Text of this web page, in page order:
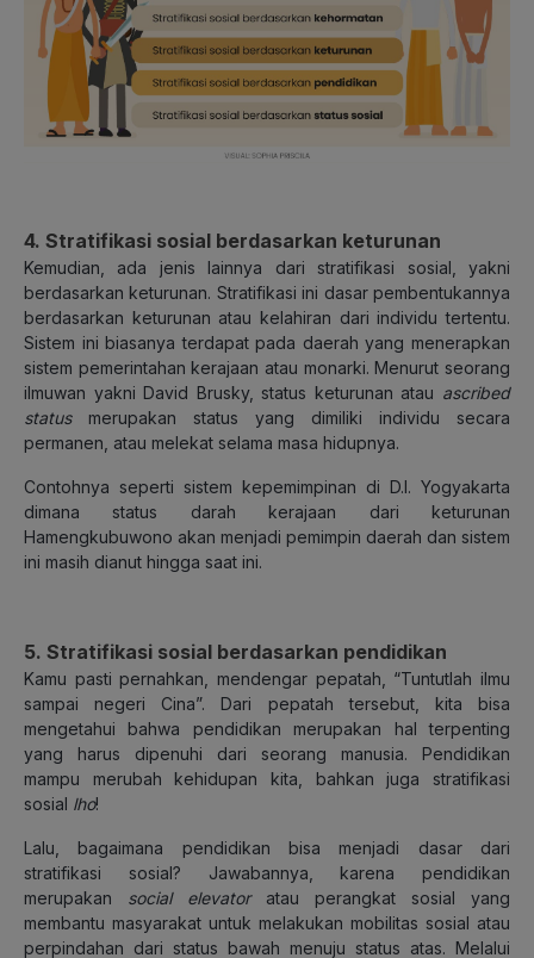
4. Stratifikasi sosial berdasarkan keturunan
Kemudian, ada jenis lainnya dari stratifikasi sosial, yakni
berdasarkan keturunan. Stratifikasi ini dasar pembentukannya
berdasarkan keturunan atau kelahiran dari individu tertentu.
Sistem ini biasanya terdapat pada daerah yang menerapkan
sistem pemerintahan kerajaan atau monarki. Menurut seorang
ilmuwan yakni David Brusky, status keturunan atau ascribed
statusmerupakan status yang dimiliki individu secara
permanen, atau melekat selama masa hidupnya.
Contohnya seperti sistem kepemimpinan di D.I. Yogyakarta
dimana status darah kerajaan dari keturunan
Hamengkubuwono akan menjadi pemimpin daerah dan sistem
ini masih dianut hingga saat ini.
5. Stratifikasi sosial berdasarkan pendidikan
Kamu pasti pernahkan, mendengar pepatah, “Tuntutlah ilmu
sampai negeri Cina”. Dari pepatah tersebut, kita bisa
mengetahui bahwa pendidikan merupakan hal terpenting
yang harus dipenuhi dari seorang manusia. Pendidikan
mampu merubah kehidupan kita, bahkan juga stratifikasi
sosial lho!
Lalu, bagaimana pendidikan bisa menjadi dasar dari
stratifikasi sosial? Jawabannya, karena pendidikan
merupakan social elevator atau perangkat sosial yang
membantu masyarakat untuk melakukan mobilitas sosial atau
perpindahan dari status bawah menuju status atas. Melalui